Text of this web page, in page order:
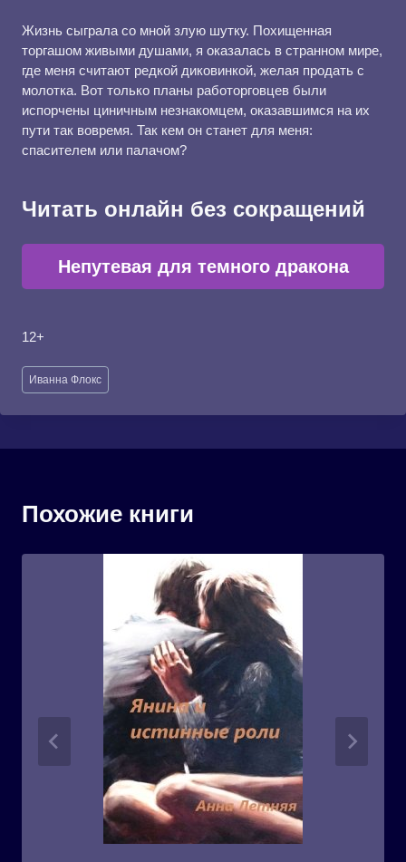
Жизнь сыграла со мной злую шутку. Похищенная
торгашом живыми душами, я оказалась в странном мире,
где меня считают редкой диковинкой, желая продать с
молотка. Вот только планы работорговцев были
испорчены циничным незнакомцем, оказавшимся на их
пути так вовремя. Так кем он станет для меня:
спасителем или палачом?
Читать онлайн без сокращений
Непутевая для темного дракона
12+
Метки
записи:
Иванна Флокс
Похожие книги